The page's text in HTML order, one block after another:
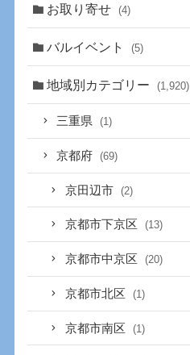
お取り寄せ (4)
バルイベント (5)
地域別カテゴリー (1,920)
三重県 (1)
京都府 (69)
京田辺市 (2)
京都市下京区 (13)
京都市中京区 (20)
京都市北区 (1)
京都市南区 (1)